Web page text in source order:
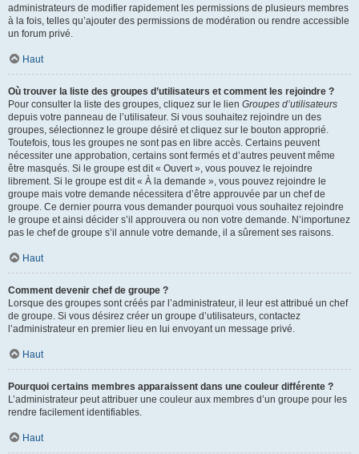
administrateurs de modifier rapidement les permissions de plusieurs membres
à la fois, telles qu’ajouter des permissions de modération ou rendre accessible
un forum privé.
Haut
Où trouver la liste des groupes d’utilisateurs et comment les rejoindre ?
Pour consulter la liste des groupes, cliquez sur le lien Groupes d’utilisateurs
depuis votre panneau de l’utilisateur. Si vous souhaitez rejoindre un des
groupes, sélectionnez le groupe désiré et cliquez sur le bouton approprié.
Toutefois, tous les groupes ne sont pas en libre accès. Certains peuvent
nécessiter une approbation, certains sont fermés et d’autres peuvent même
être masqués. Si le groupe est dit « Ouvert », vous pouvez le rejoindre
librement. Si le groupe est dit « À la demande », vous pouvez rejoindre le
groupe mais votre demande nécessitera d’être approuvée par un chef de
groupe. Ce dernier pourra vous demander pourquoi vous souhaitez rejoindre
le groupe et ainsi décider s’il approuvera ou non votre demande. N’importunez
pas le chef de groupe s’il annule votre demande, il a sûrement ses raisons.
Haut
Comment devenir chef de groupe ?
Lorsque des groupes sont créés par l’administrateur, il leur est attribué un chef
de groupe. Si vous désirez créer un groupe d’utilisateurs, contactez
l’administrateur en premier lieu en lui envoyant un message privé.
Haut
Pourquoi certains membres apparaissent dans une couleur différente ?
L’administrateur peut attribuer une couleur aux membres d’un groupe pour les
rendre facilement identifiables.
Haut